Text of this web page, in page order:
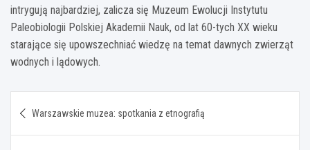
intrygują najbardziej, zalicza się Muzeum Ewolucji Instytutu
Paleobiologii Polskiej Akademii Nauk, od lat 60-tych XX wieku
starające się upowszechniać wiedzę na temat dawnych zwierząt
wodnych i lądowych.
wpisu
Warszawskie muzea: spotkania z etnografią